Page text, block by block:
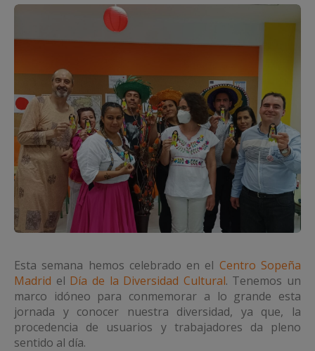
Esta semana hemos celebrado en el Centro Sopeña
Madrid el Día de la Diversidad Cultural. Tenemos un
marco idóneo para conmemorar a lo grande esta
jornada y conocer nuestra diversidad, ya que, la
procedencia de usuarios y trabajadores da pleno
sentido al día.